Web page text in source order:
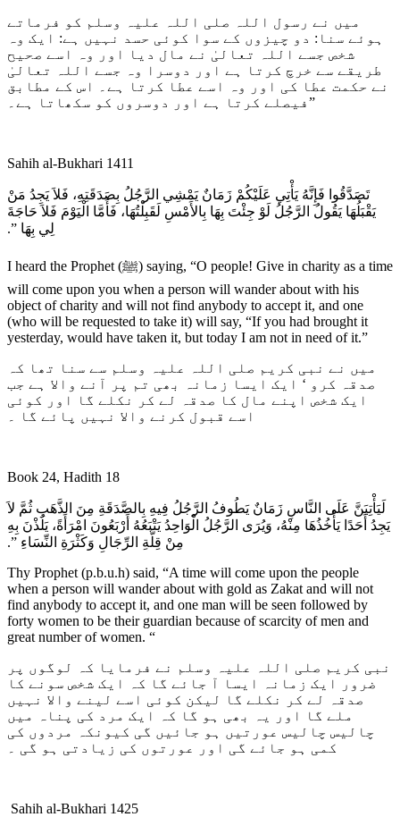
میں نے رسول اللہ صلی اللہ علیہ وسلم کو فرماتے
ہوئے سنا: دو چیزوں کے سوا کوئی حسد نہیں ہے: ایک وہ
شخص جسے اللہ تعالیٰ نے مال دیا اور وہ اسے صحیح
طریقے سے خرچ کرتا ہے اور دوسرا وہ جسے اللہ تعالیٰ
نے حکمت عطا کی اور وہ اسے عطا کرتا ہے۔ اس کے مطابق
فیصلے کرتا ہے اور دوسروں کو سکھاتا ہے۔”
Sahih al-Bukhari 1411
تَصَدَّقُوا فَإِنَّهُ يَأْتِي عَلَيْكُمْ زَمَانٌ يَمْشِي الرَّجُلُ بِصَدَقَتِهِ، فَلاَ يَجِدُ مَنْ
يَقْبَلُهَا يَقُولُ الرَّجُلُ لَوْ جِئْتَ بِهَا بِالأَمْسِ لَقَبِلْتُهَا، فَأَمَّا الْيَوْمَ فَلاَ حَاجَةَ
لِي بِهَا ‏”‏‏.‏
I heard the Prophet (ﷺ) saying, “O people! Give in charity as a time
will come upon you when a person will wander about with his
object of charity and will not find anybody to accept it, and one
(who will be requested to take it) will say, “If you had brought it
yesterday, would have taken it, but today I am not in need of it.”
میں نے نبی کریم صلی اللہ علیہ وسلم سے سنا تھا کہ
صدقہ کرو ‘ ایک ایسا زمانہ بھی تم پر آنے والا ہے جب
ایک شخص اپنے مال کا صدقہ لے کر نکلے گا اور کوئی
اسے قبول کرنے والا نہیں پائے گا ۔
Book 24, Hadith 18
لَيَأْتِيَنَّ عَلَى النَّاسِ زَمَانٌ يَطُوفُ الرَّجُلُ فِيهِ بِالصَّدَقَةِ مِنَ الذَّهَبِ ثُمَّ لاَ
يَجِدُ أَحَدًا يَأْخُذُهَا مِنْهُ، وَيُرَى الرَّجُلُ الْوَاحِدُ يَتْبَعُهُ أَرْبَعُونَ امْرَأَةً، يَلُذْنَ بِهِ
مِنْ قِلَّةِ الرِّجَالِ وَكَثْرَةِ النِّسَاءِ ‏”‏‏.‏
Thy Prophet (p.b.u.h) said, “A time will come upon the people
when a person will wander about with gold as Zakat and will not
find anybody to accept it, and one man will be seen followed by
forty women to be their guardian because of scarcity of men and
great number of women. “
نبی کریم صلی اللہ علیہ وسلم نے فرمایا کہ لوگوں پر
ضرور ایک زمانہ ایسا آ جائے گا کہ ایک شخص سونے کا
صدقہ لے کر نکلے گا لیکن کوئی اسے لینے والا نہیں
ملے گا اور یہ بھی ہو گا کہ ایک مرد کی پناہ میں
چالیس چالیس عورتیں ہو جائیں گی کیونکہ مردوں کی
کمی ہو جائے گی اور عورتوں کی زیادتی ہو گی ۔
Sahih al-Bukhari 1425